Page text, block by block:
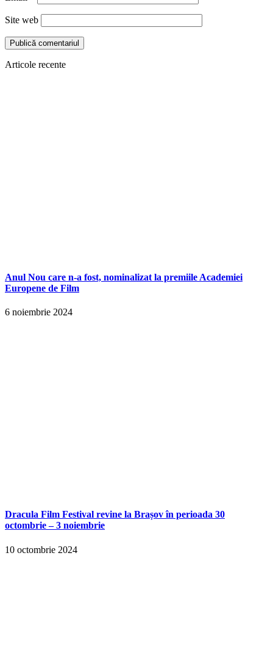
Site web
Articole recente
Anul Nou care n-a fost, nominalizat la premiile Academiei
Europene de Film
6 noiembrie 2024
Dracula Film Festival revine la Brașov în perioada 30
octombrie – 3 noiembrie
10 octombrie 2024